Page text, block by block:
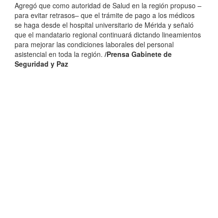
Agregó que como autoridad de Salud en la región propuso –
para evitar retrasos– que el trámite de pago a los médicos
se haga desde el hospital universitario de Mérida y señaló
que el mandatario regional continuará dictando lineamientos
para mejorar las condiciones laborales del personal
asistencial en toda la región. /Prensa Gabinete de
Seguridad y Paz